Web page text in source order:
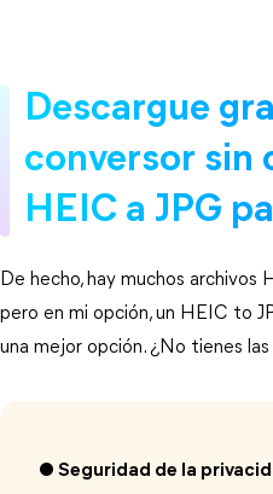
Descargue
conversor sin
HEIC a JPG
De hecho, hay muchos archivos
pero en mi opción, un HEIC to
una mejor opción. ¿No tienes
● Seguridad de la